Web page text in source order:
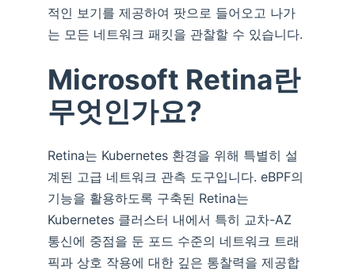
적인 보기를 제공하여 팟으로 들어오고 나가
는 모든 네트워크 패킷을 관찰할 수 있습니다.
Microsoft Retina란
무엇인가요?
Retina는 Kubernetes 환경을 위해 특별히 설
계된 고급 네트워크 관측 도구입니다. eBPF의
기능을 활용하도록 구축된 Retina는
Kubernetes 클러스터 내에서 특히 교차-AZ
통신에 중점을 둔 포드 수준의 네트워크 트래
픽과 상호 작용에 대한 깊은 통찰력을 제공합